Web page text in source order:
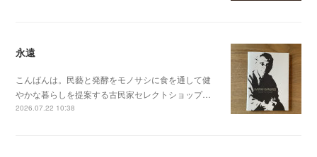
永遠
こんばんは。民藝と発酵をモノサシに食を通して健
やかな暮らしを提案する古民家セレクトショップ…
2026.07.22 10:38